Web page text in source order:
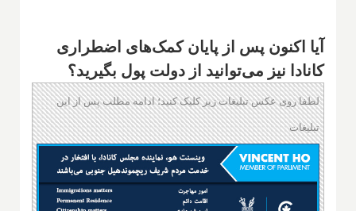
آیا اکنون پس از پایان کمک‌های اضطراری
کانادا نیز می‌توانید از دولت پول بگیرید؟
لطفا روی عکس تبلیغات زیر کلیک کنید؛ ادامه مطلب پس از این
تبلیغات